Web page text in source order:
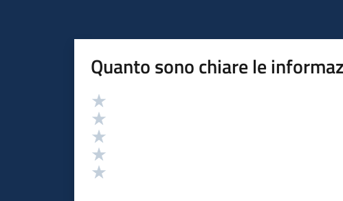
Quanto sono chiare le
Valutazione